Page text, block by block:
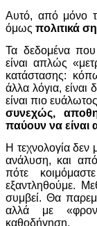
Αυτό, από μόνο
όμως πολιτικά
Τα δεδομένα
είναι απλώς
κατάστασης:
άλλα λόγια, είναι
είναι πιο
συνεχώς,
παύουν να είναι
Η τεχνολογία
ανάλυση, και
πότε
εξαντληθούμε.
συμβεί. Θα
αλλά με
καθοδήγηση.